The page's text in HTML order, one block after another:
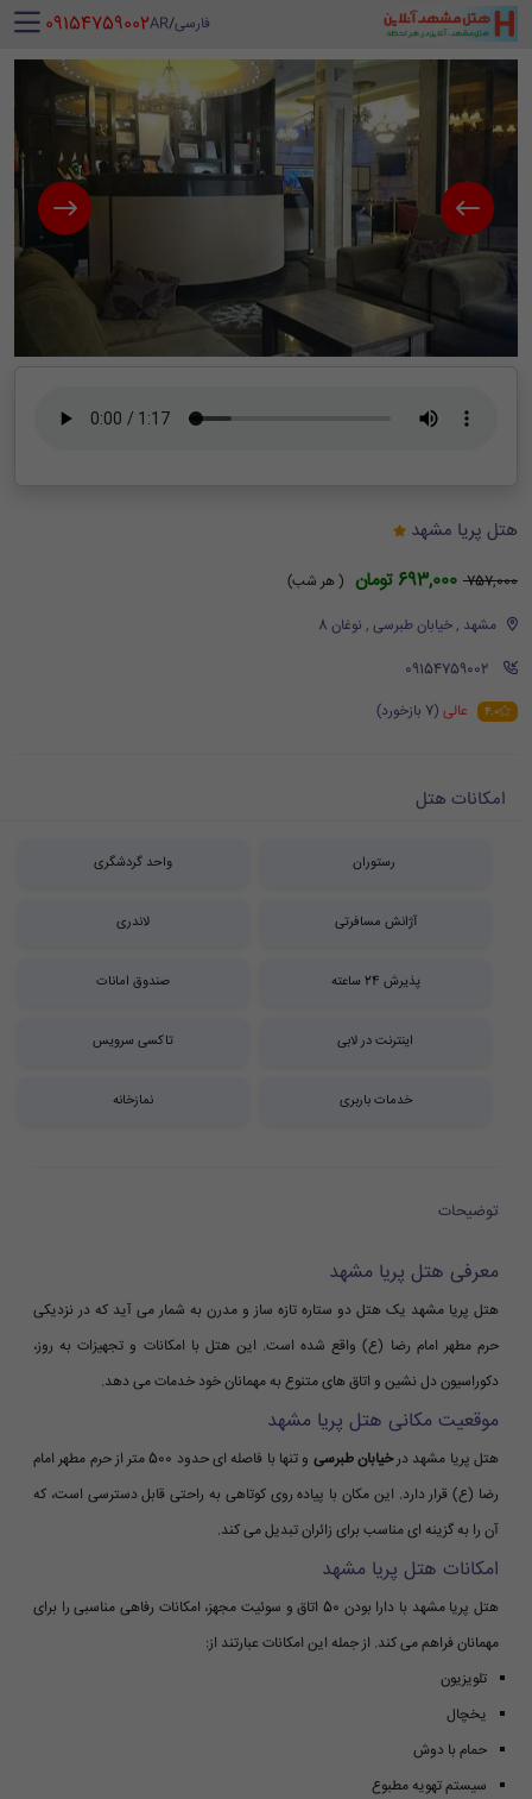
فارسی/
AR
‪ 09154759002
هتل پریا مشهد
757,000 693,000 تومان
( هر شب)
مشهد , خیابان طبرسی , نوغان 8
‪ 09154759002
4.0 عالی (7 بازخورد)
امکانات هتل
رستوران واحد گردشگری
آژانش مسافرتی لاندری
پذیرش 24 ساعته صندوق امانات
اینترنت در لابی تاکسی سرویس
خدمات باربری نمازخانه
توضیحات
معرفی هتل پریا مشهد
هتل پریا مشهد یک هتل دو ستاره تازه ساز و مدرن به شمار می آید که در نزدیکی
حرم مطهر امام رضا (ع) واقع شده است. این هتل با امکانات و تجهیزات به روز،
دکوراسیون دل نشین و اتاق های متنوع به مهمانان خود خدمات می دهد.
موقعیت مکانی هتل پریا مشهد
هتل پریا مشهد درخیابان طبرسی
و تنها با فاصله ای حدود 500 متر از حرم مطهر امام
رضا (ع) قرار دارد. این مکان با پیاده روی کوتاهی به راحتی قابل دسترسی است، که
آن را به گزینه ای مناسب برای زائران تبدیل می کند.
امکانات هتل پریا مشهد
هتل پریا مشهد با دارا بودن 50 اتاق و سوئیت مجهز، امکانات رفاهی مناسبی را برای
مهمانان فراهم می کند. از جمله این امکانات عبارتند از:
تلویزیون
یخچال
حمام با دوش
سیستم تهویه مطبوع